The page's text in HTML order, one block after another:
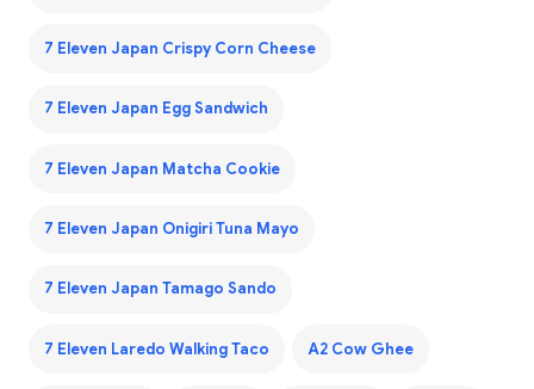
7 Eleven Japan Crispy Corn Cheese
7 Eleven Japan Egg Sandwich
7 Eleven Japan Matcha Cookie
7 Eleven Japan Onigiri Tuna Mayo
7 Eleven Japan Tamago Sando
7 Eleven Laredo Walking Taco A2 Cow Ghee